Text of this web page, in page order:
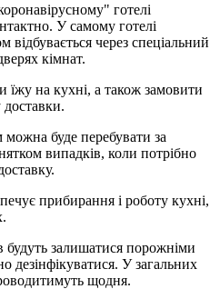
готелі
У самому готелі
відбувається через спеціальний
кімнат.
на кухні, а також замовити
доставки.
буде перебувати за
випадків, коли потрібно
прибирання і роботу кухні,
будуть залишатися порожніми
дезінфікуватися. У загальних
щодня.